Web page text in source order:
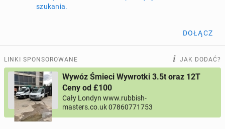
ogłoszeń online
PROFILE KANDYDATÓW 295profili online
USŁUGI 167
szukania.
DOŁĄCZ
LINKI SPONSOROWANE JAK DODAĆ?
Wywóz Śmieci Wywrotki 3.5t oraz 12T
Ceny od £100
Cały Londyn www.rubbish-
masters.co.uk 07860771753